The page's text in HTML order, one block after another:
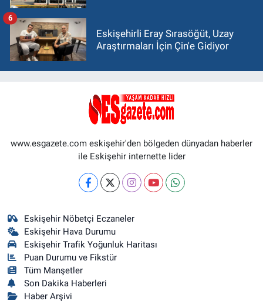
Eskişehirli Eray Sırasöğüt, Uzay
Araştırmaları İçin Çin'e Gidiyor
6
www.esgazete.com eskişehir'den bölgeden dünyadan haberler
ile Eskişehir internette lider
Eskişehir Nöbetçi Eczaneler
Eskişehir Hava Durumu
Eskişehir Trafik Yoğunluk Haritası
Puan Durumu ve Fikstür
Tüm Manşetler
Son Dakika Haberleri
Haber Arşivi